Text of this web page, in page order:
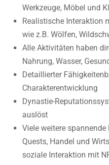
Werkzeuge, Möbel und
Realistische Interaktion
wie z.B. Wölfen,
Alle Aktivitäten haben
Nahrung, Wasser,
Detaillierter
Charakterentwicklung
Dynastie-
auslöst
Viele weitere
Quests, Handel und
soziale Interaktion mit